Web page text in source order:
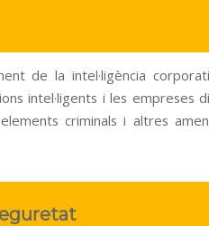
de la intel·ligència
intel·ligents i les empreses
criminals i altres